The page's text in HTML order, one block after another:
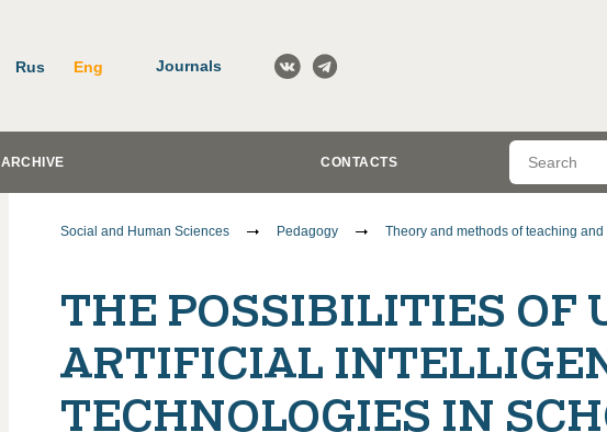
Rus Eng Journals
ARCHIVE CONTACTS
Social and Human Sciences Pedagogy Theory and methods of teaching
THE POSSIBILITIES OF
ARTIFICIAL
TECHNOLOGIES IN